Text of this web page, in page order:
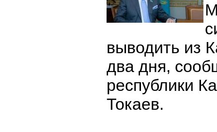
выводить из
два дня,
республики
Токаев.